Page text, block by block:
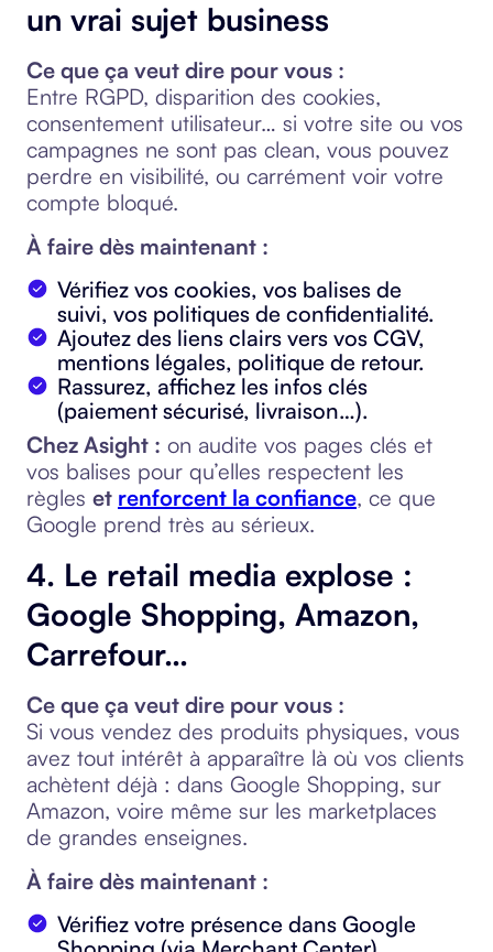
un vrai sujet business
Ce que ça veut dire pour vous :
Entre RGPD, disparition des cookies,
consentement utilisateur… si votre site ou vos
campagnes ne sont pas clean, vous pouvez
perdre en visibilité, ou carrément voir votre
compte bloqué.
À faire dès maintenant :
Vérifiez vos cookies, vos balises de
suivi, vos politiques de confidentialité.
Ajoutez des liens clairs vers vos CGV,
mentions légales, politique de retour.
Rassurez, affichez les infos clés
(paiement sécurisé, livraison…).
Chez Asight : on audite vos pages clés et
vos balises pour qu’elles respectent les
règles et renforcent la confiance, ce que
Google prend très au sérieux.
4. Le retail media explose :
Google Shopping, Amazon,
Carrefour…
Ce que ça veut dire pour vous :
Si vous vendez des produits physiques, vous
avez tout intérêt à apparaître là où vos clients
achètent déjà : dans Google Shopping, sur
Amazon, voire même sur les marketplaces
de grandes enseignes.
À faire dès maintenant :
Vérifiez votre présence dans Google